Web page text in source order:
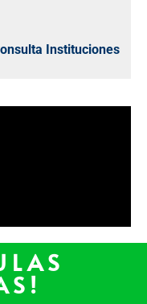
Instituciones